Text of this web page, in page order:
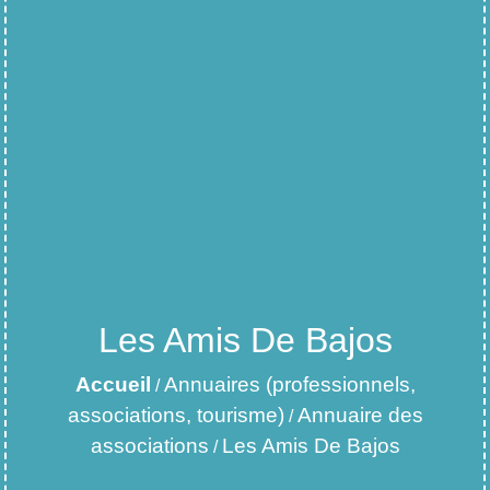
Les Amis De Bajos
Accueil /Annuaires (professionnels,
associations, tourisme) /Annuaire des
associations / Les Amis De Bajos